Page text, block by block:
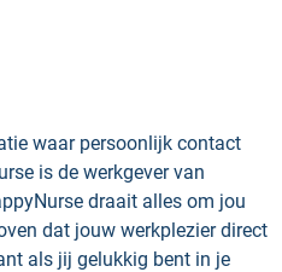
waar persoonlijk contact
is de werkgever van
draait alles om jou
dat jouw werkplezier direct
als jij gelukkig bent in je